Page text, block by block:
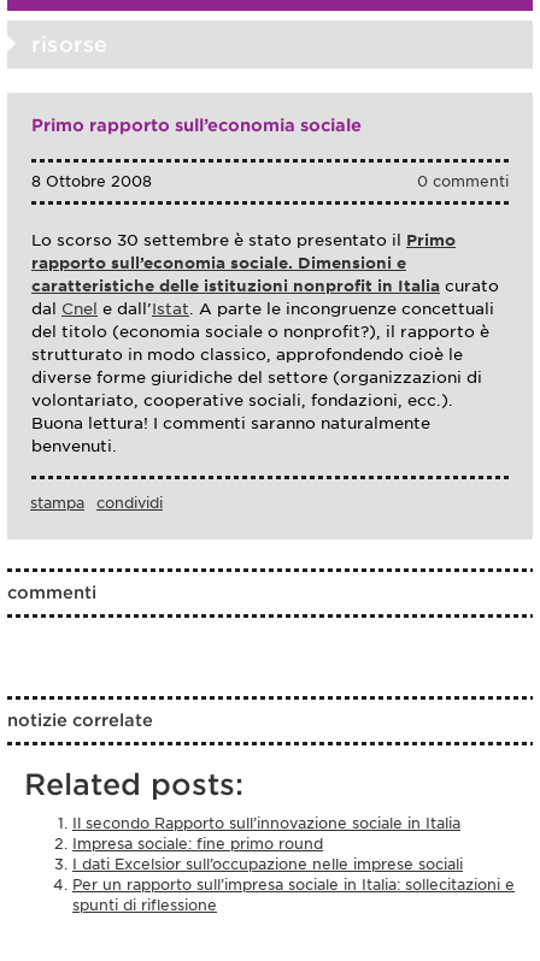
risorse
Primo rapporto sull’economia sociale
0 commenti
8 Ottobre 2008
Lo scorso 30 settembre è stato presentato il Primo
rapporto sull’economia sociale. Dimensioni e
caratteristiche delle istituzioni nonprofit in Italia curato
dal Cnel e dall’Istat . A parte le incongruenze concettuali
del titolo (economia sociale o nonprofit?), il rapporto è
strutturato in modo classico, approfondendo cioè le
diverse forme giuridiche del settore (organizzazioni di
volontariato, cooperative sociali, fondazioni, ecc.).
Buona lettura! I commenti saranno naturalmente
benvenuti.
stampa condividi
commenti
notizie correlate
Related posts:
Il secondo Rapporto sull’innovazione sociale in Italia
Impresa sociale: fine primo round
I dati Excelsior sull’occupazione nelle imprese sociali
Per un rapporto sull’impresa sociale in Italia: sollecitazioni e
spunti di riflessione